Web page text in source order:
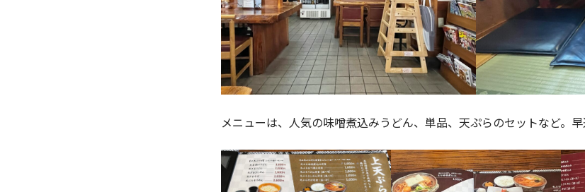
メニューは、人気の味噌煮込みうどん、単品、天ぷらのセットなど。早